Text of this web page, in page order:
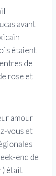
avant
étaient
de
rose et
amour
vous et
end de
était